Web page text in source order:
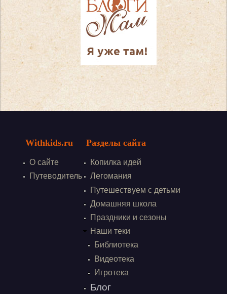
Withkids.ru
О сайте
Путеводитель
Разделы сайта
Копилка идей
Легомания
Путешествуем с детьми
Домашняя школа
Праздники и сезоны
Наши теки
Библиотека
Видеотека
Игротека
Блог